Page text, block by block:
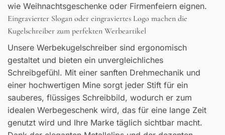
wie Weihnachtsgeschenke oder Firmenfeiern eignen.
Eingravierter Slogan oder eingraviertes Logo machen die
Kugelschreiber zum perfekten Werbeartikel
Unsere Werbekugelschreiber sind ergonomisch
gestaltet und bieten ein unvergleichliches
Schreibgefühl. Mit einer sanften Drehmechanik und
einer hochwertigen Mine sorgt jeder Stift für ein
sauberes, flüssiges Schreibbild, wodurch er zum
idealen Werbegeschenk wird, das für eine lange Zeit
genutzt wird und Ihre Marke täglich sichtbar macht.